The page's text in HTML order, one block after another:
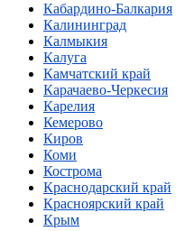
Кабардино-Балкария
Калининград
Калмыкия
Калуга
Камчатский край
Карачаево-Черкесия
Карелия
Кемерово
Киров
Коми
Кострома
Краснодарский край
Красноярский край
Крым